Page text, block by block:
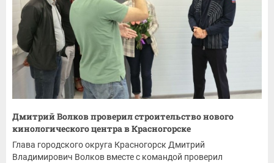
Дмитрий Волков проверил строительство нового
кинологического центра в Красногорске
Глава городского округа Красногорск Дмитрий
Владимирович Волков вместе с командой проверил